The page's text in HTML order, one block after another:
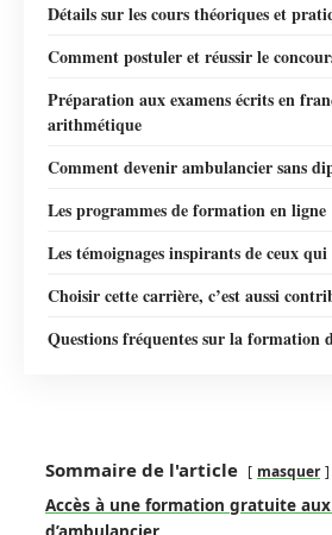
Détails sur les cours théoriques et
Comment postuler et réussir le
Préparation aux examens écrits en
arithmétique
Comment devenir ambulancier sans
Les programmes de formation en ligne
Les témoignages inspirants de ceux
Choisir cette carrière, c’est aussi
Questions fréquentes sur la formation
Sommaire de l'article masquer
Accès à une formation gratuite